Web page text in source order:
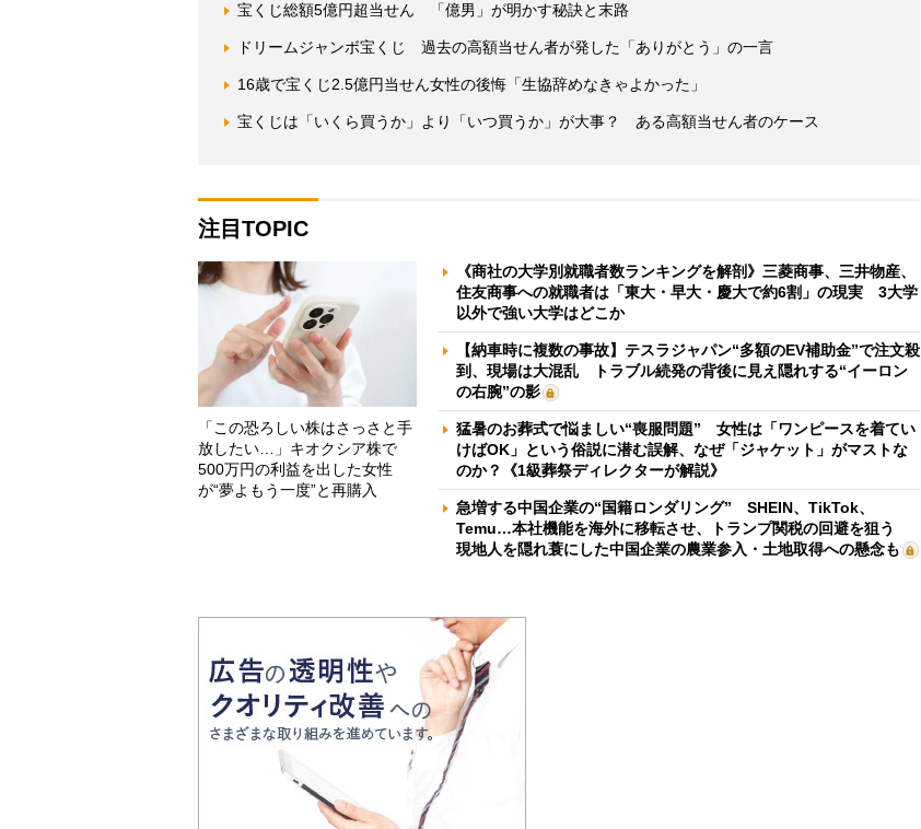
宝くじ総額5億円超当せん 「億男」が明かす秘訣と末路
ドリームジャンボ宝くじ 過去の高額当せん者が発した「ありがとう」の一言
16歳で宝くじ2.5億円当せん女性の後悔「生協辞めなきゃよかった」
宝くじは「いくら買うか」より「いつ買うか」が大事？ ある高額当せん者のケース
注目TOPIC
「この恐ろしい株はさっさと手
放したい…」キオクシア株で
500万円の利益を出した女性
が“夢よもう一度”と再購入
《商社の大学別就職者数ランキングを解剖》三菱商事、三井物産、
住友商事への就職者は「東大・早大・慶大で約6割」の現実 3大学
以外で強い大学はどこか
【納車時に複数の事故】テスラジャパン“多額のEV補助金”で注文殺
到、現場は大混乱 トラブル続発の背後に見え隠れする“イーロン
の右腕”の影
猛暑のお葬式で悩ましい“喪服問題” 女性は「ワンピースを着てい
けばOK」という俗説に潜む誤解、なぜ「ジャケット」がマストな
のか？《1級葬祭ディレクターが解説》
急増する中国企業の“国籍ロンダリング” SHEIN、TikTok、
Temu…本社機能を海外に移転させ、トランプ関税の回避を狙う
現地人を隠れ蓑にした中国企業の農業参入・土地取得への懸念も